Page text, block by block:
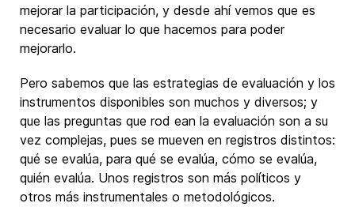
mejorar la participación, y desde ahí vemos que es
necesario evaluar lo que hacemos para poder
mejorarlo.
Pero sabemos que las estrategias de evaluación y los
instrumentos disponibles son muchos y diversos; y
que las preguntas que rod ean la evaluación son a su
vez complejas, pues se mueven en registros distintos:
qué se evalúa, para qué se evalúa, cómo se evalúa,
quién evalúa. Unos registros son más políticos y
otros más instrumentales o metodológicos.